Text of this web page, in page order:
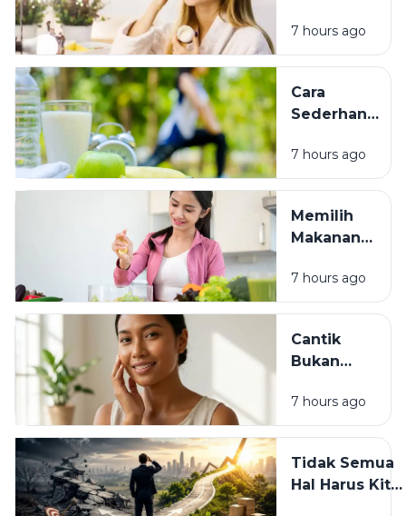
Merawat
Kecantikan:
Harus
Mahal
Terlihat
Sehat
7 hours ago
Cara
Sederhana
Tubuh
Tetap
Kebiasaan
Kecil yang
Besar
7 hours ago
Memilih
Makanan
untuk
Tubuh:
Sekadar
Kenyang,
Sehat
7 hours ago
Cantik
Bukan
Tentang
Penampilan:
yang
Membuat
7 hours ago
Tidak Semua
Hal Harus Kita